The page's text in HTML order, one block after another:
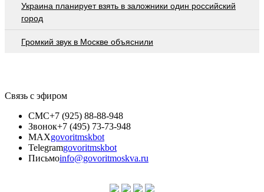
Украина планирует взять в заложники один российский
город
Громкий звук в Москве объяснили
Связь с эфиром
СМС+7 (925) 88-88-948
Звонок+7 (495) 73-73-948
MAXgovoritmskbot
Telegramgovoritmskbot
Письмоinfo@govoritmoskva.ru